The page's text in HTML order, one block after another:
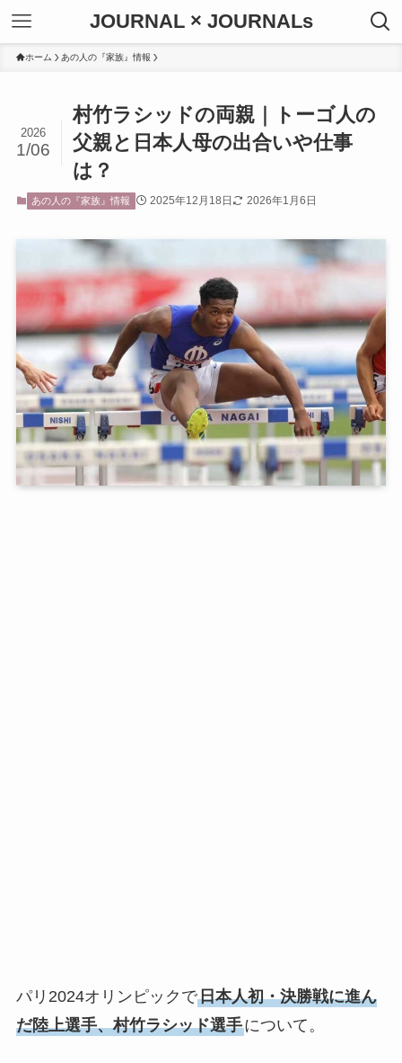
JOURNAL × JOURNALs
ホーム あの人の『家族』情報
村竹ラシッドの両親｜トーゴ人の
父親と日本人母の出合いや仕事
は？
2026
1/06
あの人の『家族』情報 2025年12月18日 2026年1月6日
パリ2024オリンピックで日本人初・決勝戦に進ん
だ陸上選手、村竹ラシッド選手について。